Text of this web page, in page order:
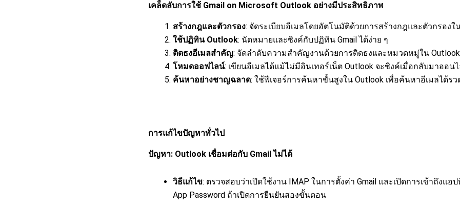
เคล็ดลับการใช้ Gmail on Microsoft Outlook อย่างมีประสิทธิภาพ
สร้างกฎและตัวกรอง: จัดระเบียบอีเมลโดยอัตโนมัติด้วยการสร้างกฎและตัวกรองใ
ใช้ปฏิทิน Outlook: นัดหมายและซิงค์กับปฏิทิน Gmail ได้ง่าย ๆ
ติดธงอีเมลสำคัญ: จัดลำดับความสำคัญงานด้วยการติดธงและหมวดหมู่ใน Outlook
โหมดออฟไลน์: เขียนอีเมลได้แม้ไม่มีอินเทอร์เน็ต Outlook จะซิงค์เมื่อกลับมาออน
ค้นหาอย่างชาญฉลาด: ใช้ฟีเจอร์การค้นหาขั้นสูงใน Outlook เพื่อค้นหาอีเมลได้รว
การแก้ไขปัญหาทั่วไป
ปัญหา: Outlook เชื่อมต่อกับ Gmail ไม่ได้
วิธีแก้ไข: ตรวจสอบว่าเปิดใช้งาน IMAP ในการตั้งค่า Gmail และเปิดการเข้าถึงแ
App Password ถ้าเปิดการยืนยันสองขั้นตอน